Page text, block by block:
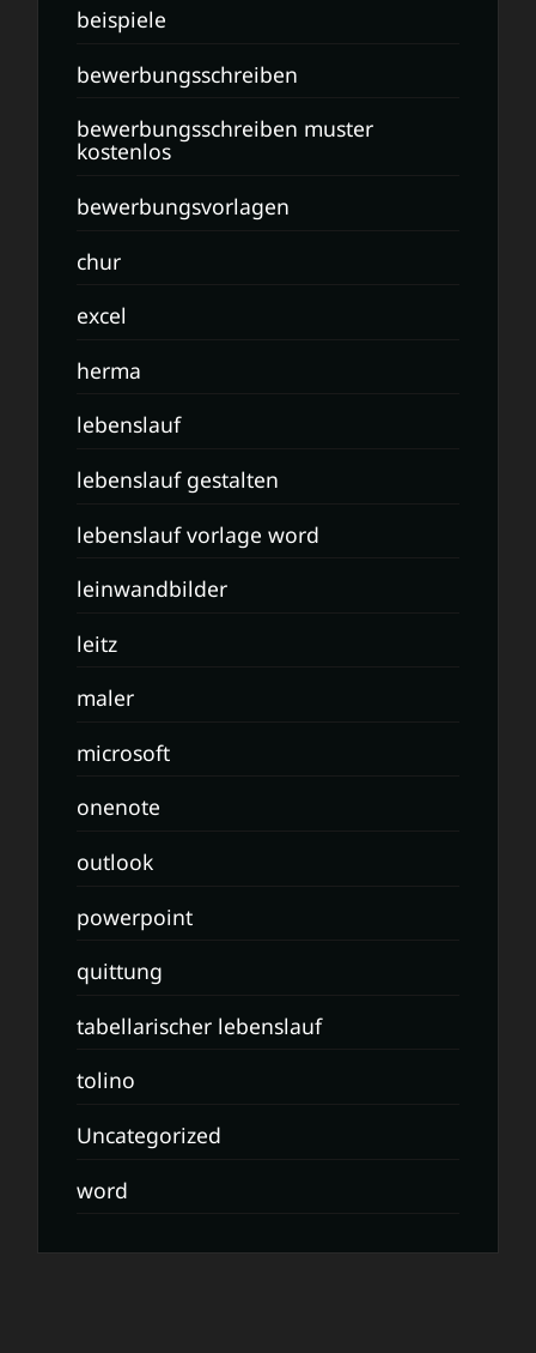
beispiele
bewerbungsschreiben
bewerbungsschreiben muster
kostenlos
bewerbungsvorlagen
chur
excel
herma
lebenslauf
lebenslauf gestalten
lebenslauf vorlage word
leinwandbilder
leitz
maler
microsoft
onenote
outlook
powerpoint
quittung
tabellarischer lebenslauf
tolino
Uncategorized
word